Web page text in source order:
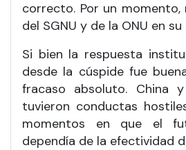
correcto. Por un momento,
del SGNU y de la ONU en
Si bien la respuesta
desde la cúspide fue
fracaso absoluto. China
tuvieron conductas
momentos en que el
dependía de la efectividad